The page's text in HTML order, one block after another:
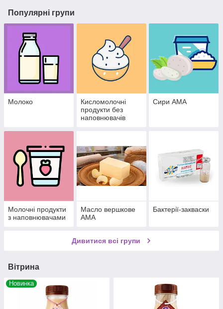
Популярні групи
Молоко
Кисломолочні
продукти без
наповнювачів
Сири АМА
Молочні продукти
з наповнювачами
Масло вершкове
АМА
Бактерії-закваски
Дивитися всі групи
Вітрина
Новинка